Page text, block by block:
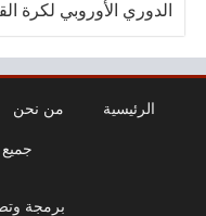
الدوري الأوروبي لكرة
الرئيسية من نحن
برمجة